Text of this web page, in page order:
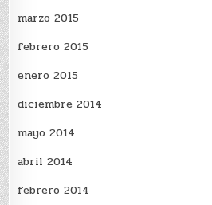
marzo 2015
febrero 2015
enero 2015
diciembre 2014
mayo 2014
abril 2014
febrero 2014